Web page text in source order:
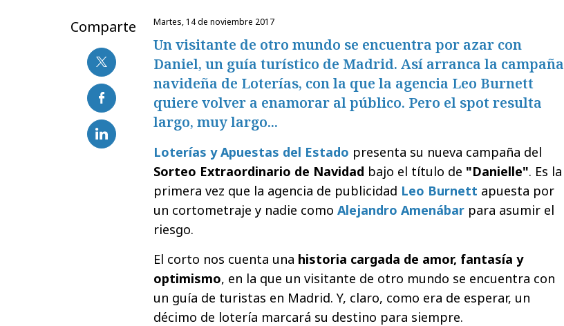
Comparte martes, 14 de noviembre 2017
Un visitante de otro mundo se encuentra por azar con
Daniel, un guía turístico de Madrid. Así arranca la campaña
navideña de Loterías, con la que la agencia Leo Burnett
quiere volver a enamorar al público. Pero el spot resulta
largo, muy largo...
Loterías y Apuestas del Estado presenta su nueva campaña del
Sorteo Extraordinario de Navidad bajo el título de "Danielle". Es la
primera vez que la agencia de publicidad Leo Burnett apuesta por
un cortometraje y nadie como Alejandro Amenábar para asumir el
riesgo.
El corto nos cuenta una historia cargada de amor, fantasía y
optimismo, en la que un visitante de otro mundo se encuentra con
un guía de turistas en Madrid. Y, claro, como era de esperar, un
décimo de lotería marcará su destino para siempre.